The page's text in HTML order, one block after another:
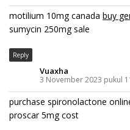
motilium 10mg canada buy
sumycin 250mg sale
Reply
Vuaxha
3 November 2023 pukul
purchase spironolactone
proscar 5mg cost